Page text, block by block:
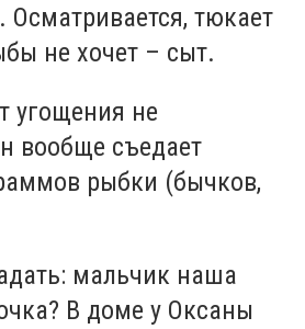
Осматривается, тюкает
не хочет – сыт.
угощения не
вообще съедает
рыбки (бычков,
мальчик наша
В доме у Оксаны